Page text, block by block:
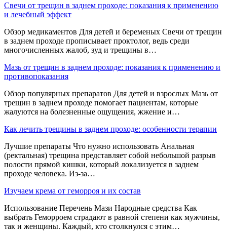
Свечи от трещин в заднем проходе: показания к применению
и лечебный эффект
Обзор медикаментов Для детей и беременых Свечи от трещин
в заднем проходе прописывает проктолог, ведь среди
многочисленных жалоб, зуд и трещины в…
Мазь от трещин в заднем проходе: показания к применению и
противопоказания
Обзор популярных препаратов Для детей и взрослых Мазь от
трещин в заднем проходе помогает пациентам, которые
жалуются на болезненные ощущения, жжение и…
Как лечить трещины в заднем проходе: особенности терапии
Лучшие препараты Что нужно использовать Анальная
(ректальная) трещина представляет собой небольшой разрыв
полости прямой кишки, который локализуется в заднем
проходе человека. Из-за…
Изучаем крема от геморроя и их состав
Использование Перечень Мази Народные средства Как
выбрать Геморроем страдают в равной степени как мужчины,
так и женщины. Каждый, кто столкнулся с этим…